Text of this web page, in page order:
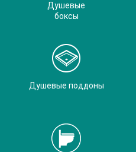
Душевые
боксы
Душевые поддоны